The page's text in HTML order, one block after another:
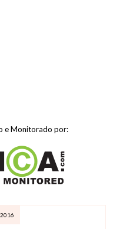
e Monitorado por: